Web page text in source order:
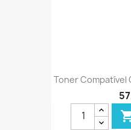
Toner Compatível